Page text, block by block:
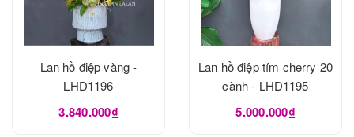
Lan hồ điệp vàng -
LHD1196
3.840.000₫
Lan hồ điệp tím cherry 20
cành - LHD1195
5.000.000₫